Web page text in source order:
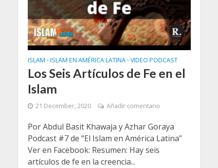
ISLAM • ISLAM EN AMÉRICA LATINA • VIDEO PODCAST
Los Seis Artículos de Fe en el
Islam
21 December, 2020 Añadir comentario
Por Abdul Basit Khawaja y Azhar Goraya
Podcast #7 de “El Islam en América Latina”
Ver en Facebook: Resumen: Hay seis
artículos de fe en la creencia...